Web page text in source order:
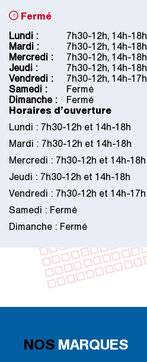
Fermé
Jour
Plage
horaire
Lundi :
7h30-12h, 14h-18h
Mardi :
7h30-12h, 14h-18h
Mercredi :
7h30-12h, 14h-18h
Jeudi :
7h30-12h, 14h-18h
Vendredi :
7h30-12h, 14h-17h
Samedi :
Fermé
Dimanche :
Fermé
Horaires d’ouverture
Lundi : 7h30-12h et 14h-18h
Mardi : 7h30-12h et 14h-18h
Mercredi : 7h30-12h et 14h-18h
Jeudi : 7h30-12h et 14h-18h
Vendredi : 7h30-12h et 14h-17h
Samedi : Fermé
Dimanche : Fermé
NOS MARQUES